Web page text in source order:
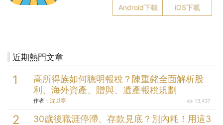
Android下載 iOS下載
近期熱門文章
高所得族如何聰明報稅？陳重銘全面解析股
利、海外資產、贈與、遺產報稅規劃
作者： 沈以寧 13,437
30歲後職涯停滯、存款見底？別內耗！用這3